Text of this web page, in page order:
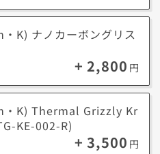
K) ナノカーボングリス
+ 2,800 円
・K) Thermal Grizzly Kr
KE-002-R)
+ 3,500 円